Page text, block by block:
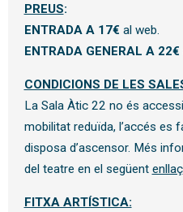
PREUS:
ENTRADA A 17€ al web.
ENTRADA GENERAL A 22€
CONDICIONS DE LES
La Sala Àtic 22 no és
mobilitat reduïda, l’accés es
disposa d’ascensor. Més
del teatre en el següent enllaç
FITXA ARTÍSTICA: